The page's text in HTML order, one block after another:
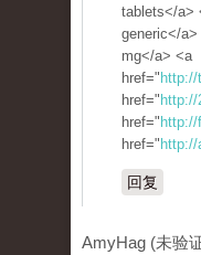
tablets</a>
generic</
mg</a> <a
href="
href="
href="
href="
回复
AmyHag (未验